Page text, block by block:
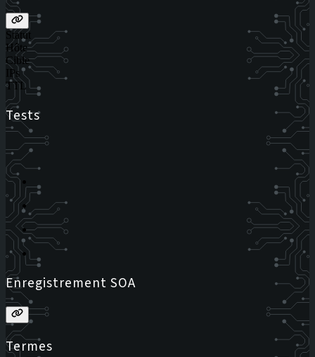
Statut
Hôte
Cible
IPs
TTL
Tests
Enregistrement SOA
Termes